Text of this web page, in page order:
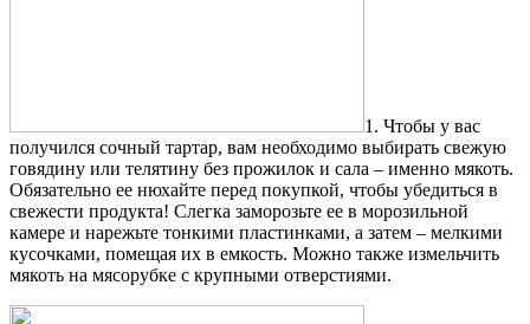
1. Чтобы у вас
получился сочный тартар, вам необходимо выбирать свежую
говядину или телятину без прожилок и сала – именно мякоть.
Обязательно ее нюхайте перед покупкой, чтобы убедиться в
свежести продукта! Слегка заморозьте ее в морозильной
камере и нарежьте тонкими пластинками, а затем – мелкими
кусочками, помещая их в емкость. Можно также измельчить
мякоть на мясорубке с крупными отверстиями.